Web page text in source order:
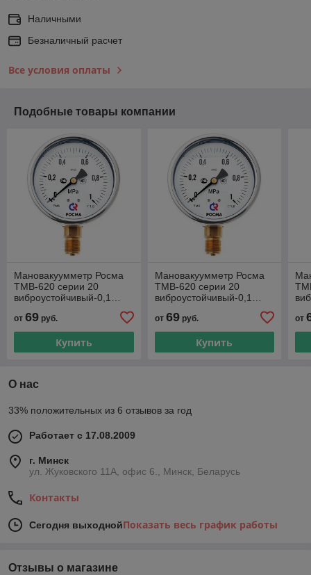
Наличными
Безналичный расчет
Все условия оплаты
Подобные товары компании
Мановакуумметр Росма
ТМВ-620 серии 20
виброустойчивый-0,1…
0,3 Мпа М20×1,5 или G½
радиальный штуцер
от 69 руб.
Купить
Мановакуумметр Росма
ТМВ-620 серии 20
виброустойчивый-0,1…
0,5 Мпа М20×1,5 или G½
радиальный штуцер
от 69руб.
Купить
от
О нас
33% положительных из 6 отзывов за год
Работает с 17.08.2009
г. Минск
ул. Жуковского 11А, офис 6., Минск, Беларусь
Контакты
Сегодня выходнойПоказать весь график работы
Отзывы о магазине